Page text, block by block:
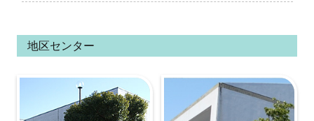
地区センター